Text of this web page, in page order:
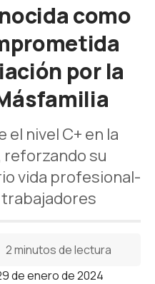
como
por la
el nivel C+ en la
su
vida profesional-
de enero de 2024
2 minutos de lectura